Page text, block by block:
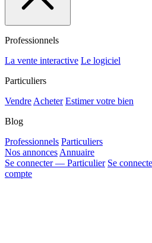
Professionnels
La vente interactive Le logiciel
Particuliers
Vendre Acheter Estimer votre bien
Blog
Professionnels Particuliers
Nos annonces Annuaire
Se connecter — Particulier Se
compte